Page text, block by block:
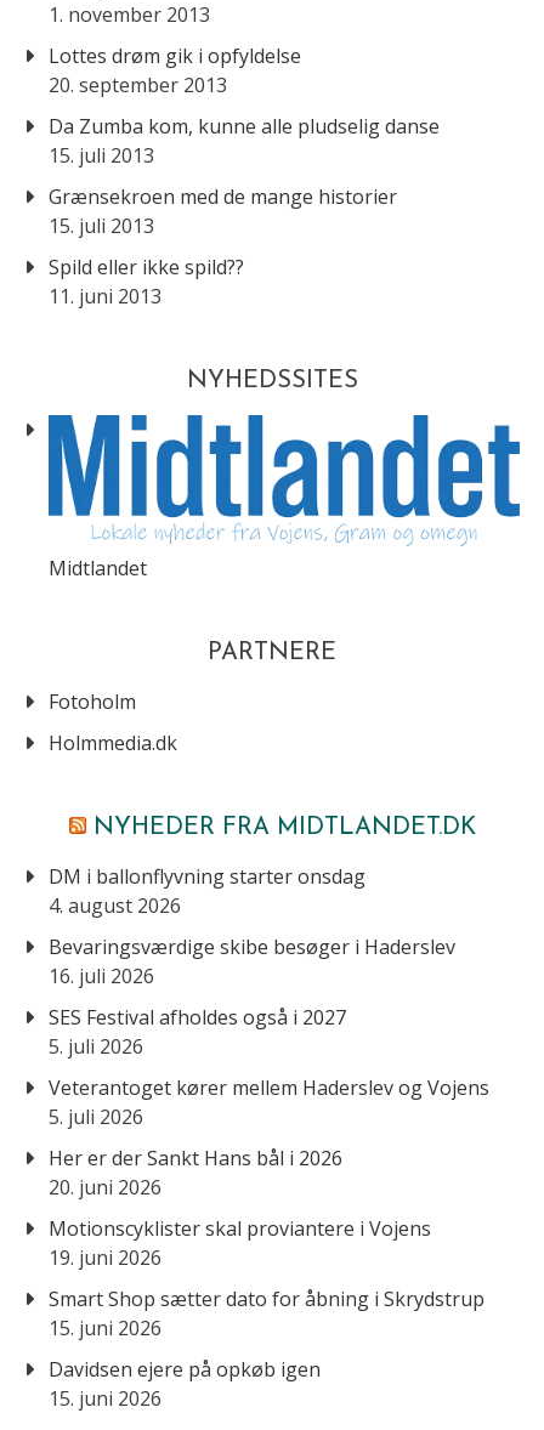
1. november 2013
Lottes drøm gik i opfyldelse
20. september 2013
Da Zumba kom, kunne alle pludselig danse
15. juli 2013
Grænsekroen med de mange historier
15. juli 2013
Spild eller ikke spild??
11. juni 2013
NYHEDSSITES
Midtlandet
PARTNERE
Fotoholm
Holmmedia.dk
NYHEDER FRA MIDTLANDET.DK
DM i ballonflyvning starter onsdag
4. august 2026
Bevaringsværdige skibe besøger i Haderslev
16. juli 2026
SES Festival afholdes også i 2027
5. juli 2026
Veterantoget kører mellem Haderslev og Vojens
5. juli 2026
Her er der Sankt Hans bål i 2026
20. juni 2026
Motionscyklister skal proviantere i Vojens
19. juni 2026
Smart Shop sætter dato for åbning i Skrydstrup
15. juni 2026
Davidsen ejere på opkøb igen
15. juni 2026